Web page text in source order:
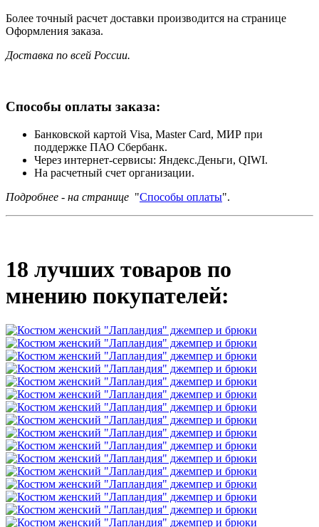
Более точный расчет доставки производится на странице
Оформления заказа.
Доставка по всей России.
Способы оплаты заказа:
Банковской картой Visa, Master Card, МИР при
поддержке ПАО Сбербанк.
Через интернет-сервисы: Яндекс.Деньги, QIWI.
На расчетный счет организации.
Подробнее - на странице "Способы оплаты".
18 лучших товаров по
мнению покупателей: